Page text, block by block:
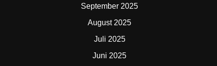
September 2025
August 2025
Juli 2025
Juni 2025